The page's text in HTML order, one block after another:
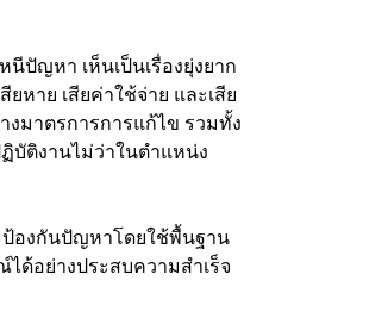
ญหา เห็นเป็นเรื่องยุ่งยาก
าย เสียค่าใช้จ่าย และเสีย
งมาตรการการแก้ไข รวมทั้ง
บัติงานไม่ว่าในตำแหน่ง
องกันปัญหาโดยใช้พื้นฐาน
ด้อย่างประสบความสำเร็จ